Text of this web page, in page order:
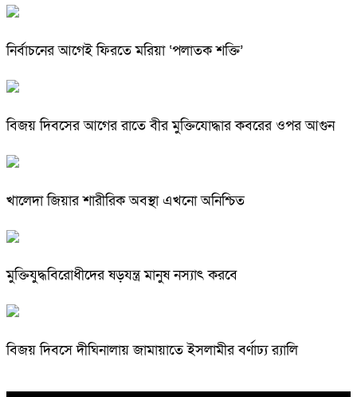
নির্বাচনের আগেই ফিরতে মরিয়া ‘পলাতক শক্তি’
বিজয় দিবসের আগের রাতে বীর মুক্তিযোদ্ধার কবরের ওপর আগুন
খালেদা জিয়ার শারীরিক অবস্থা এখনো অনিশ্চিত
মুক্তিযুদ্ধবিরোধীদের ষড়যন্ত্র মানুষ নস্যাৎ করবে
বিজয় দিবসে দীঘিনালায় জামায়াতে ইসলামীর বর্ণাঢ্য র‍্যালি